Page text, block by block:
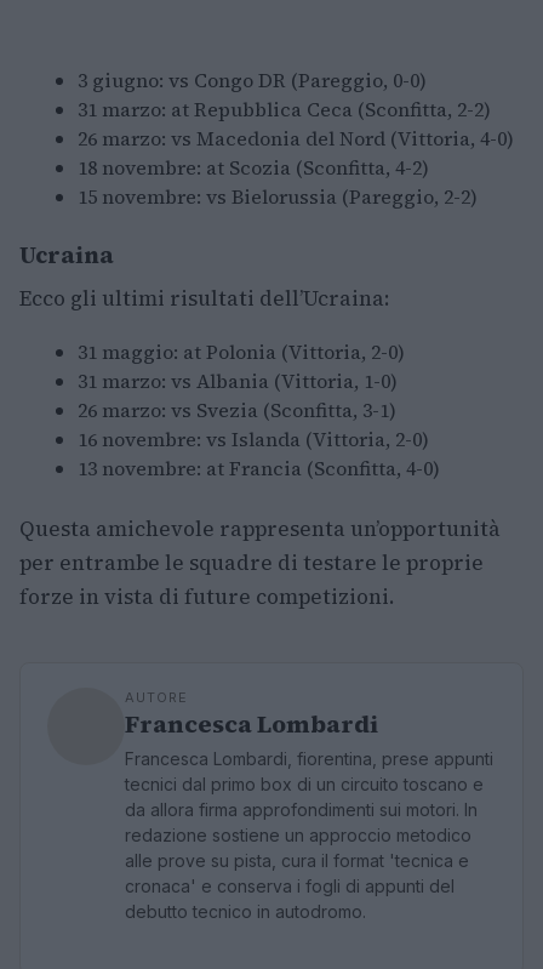
3 giugno: vs Congo DR (Pareggio, 0-0)
31 marzo: at Repubblica Ceca (Sconfitta, 2-2)
26 marzo: vs Macedonia del Nord (Vittoria, 4-0)
18 novembre: at Scozia (Sconfitta, 4-2)
15 novembre: vs Bielorussia (Pareggio, 2-2)
Ucraina
Ecco gli ultimi risultati dell’Ucraina:
31 maggio: at Polonia (Vittoria, 2-0)
31 marzo: vs Albania (Vittoria, 1-0)
26 marzo: vs Svezia (Sconfitta, 3-1)
16 novembre: vs Islanda (Vittoria, 2-0)
13 novembre: at Francia (Sconfitta, 4-0)
Questa amichevole rappresenta un’opportunità
per entrambe le squadre di testare le proprie
forze in vista di future competizioni.
AUTORE
Francesca Lombardi
Francesca Lombardi, fiorentina, prese appunti
tecnici dal primo box di un circuito toscano e
da allora firma approfondimenti sui motori. In
redazione sostiene un approccio metodico
alle prove su pista, cura il format 'tecnica e
cronaca' e conserva i fogli di appunti del
debutto tecnico in autodromo.